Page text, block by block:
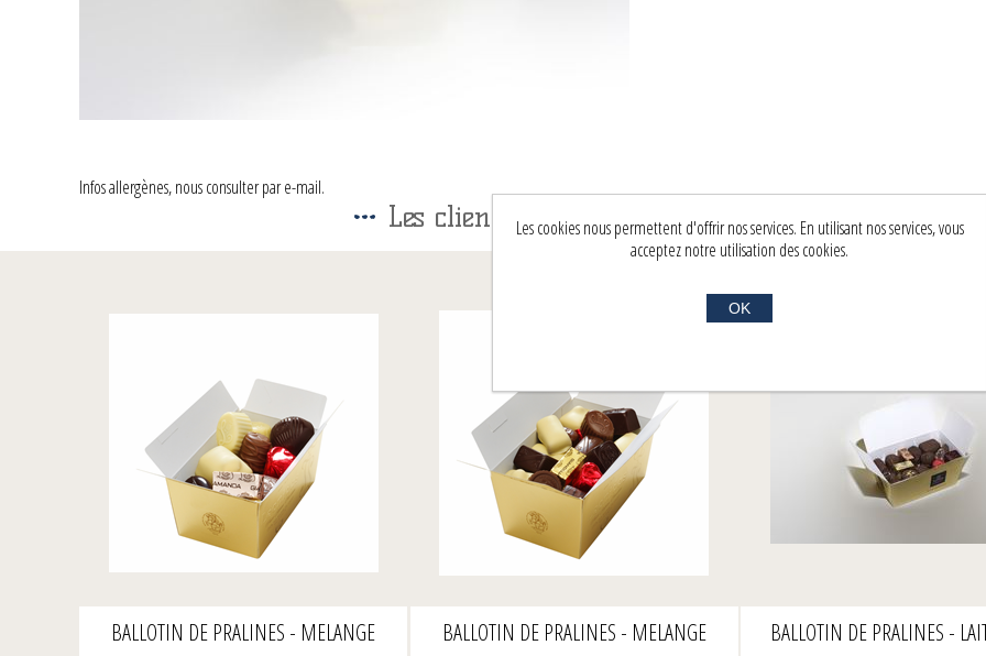
Infos allergènes, nous consulter par e-mail.
Les clients ayant acheté cet article ont
BALLOTIN DE PRALINES - MELANGE
BALLOTIN DE PRALINES - MELANGE
BALLOTIN DE PRALINES -
Les cookies nous permettent d'offrir nos services. En utilisant nos services, vous
acceptez notre utilisation des cookies.
OK